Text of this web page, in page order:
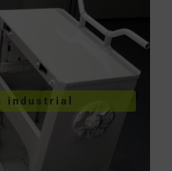
industrial
de piezas
INDUSTRIAL